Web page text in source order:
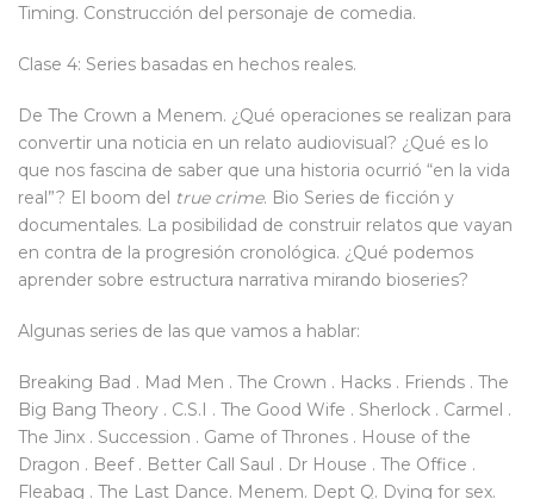
Timing. Construcción del personaje de comedia.
Clase 4: Series basadas en hechos reales.
De The Crown a Menem. ¿Qué operaciones se realizan para
convertir una noticia en un relato audiovisual? ¿Qué es lo
que nos fascina de saber que una historia ocurrió “en la vida
real”? El boom del true crime. Bio Series de ficción y
documentales. La posibilidad de construir relatos que vayan
en contra de la progresión cronológica. ¿Qué podemos
aprender sobre estructura narrativa mirando bioseries?
Algunas series de las que vamos a hablar:
Breaking Bad . Mad Men . The Crown . Hacks . Friends . The
Big Bang Theory . C.S.I . The Good Wife . Sherlock . Carmel .
The Jinx . Succession . Game of Thrones . House of the
Dragon . Beef . Better Call Saul . Dr House . The Office .
Fleabag . The Last Dance. Menem. Dept Q. Dying for sex.